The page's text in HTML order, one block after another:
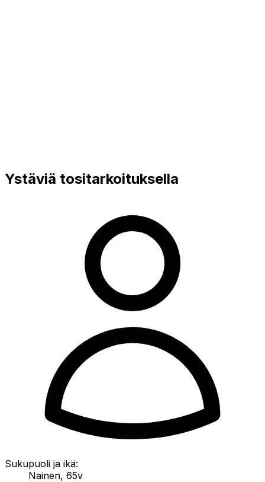
Ystäviä tositarkoituksella
Sukupuoli ja ikä:
Nainen, 65v